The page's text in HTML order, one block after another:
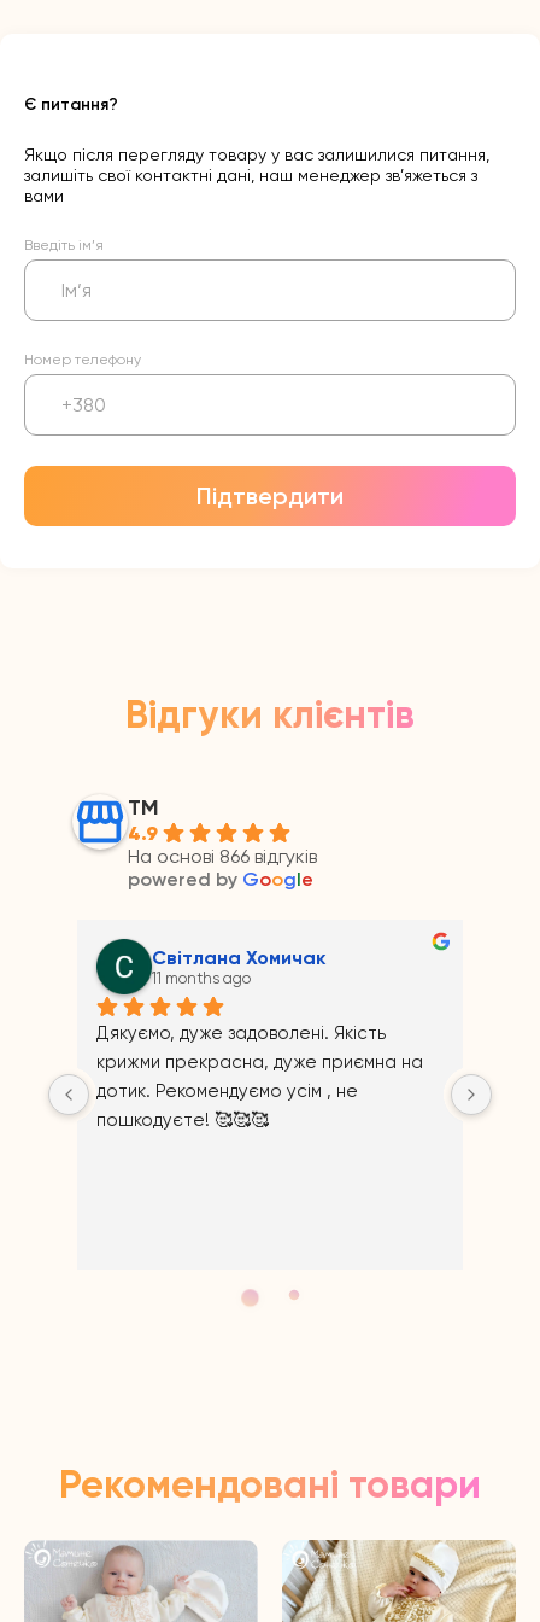
Є питання?
Якщо після перегляду товару у вас залишилися питання,
залишіть свої контактні дані, наш менеджер зв’яжеться з
вами
Введіть ім’я
Номер телефону
Підтвердити
Відгуки клієнтів
ТМ
4.9
На основі 866 відгуків
powered by Google
Світлана Хомичак
11 months ago
Дякуємо, дуже задоволені. Якість
крижми прекрасна, дуже приємна на
дотик. Рекомендуємо усім , не
пошкодуєте! 🥰🥰🥰
Рекомендовані товари